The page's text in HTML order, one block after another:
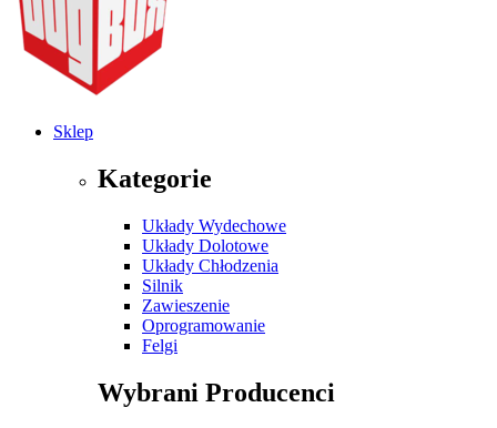
Sklep
Kategorie
Układy Wydechowe
Układy Dolotowe
Układy Chłodzenia
Silnik
Zawieszenie
Oprogramowanie
Felgi
Wybrani Producenci